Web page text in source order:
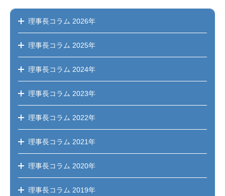
理事長コラム 2026年
理事長コラム 2025年
理事長コラム 2024年
理事長コラム 2023年
理事長コラム 2022年
理事長コラム 2021年
理事長コラム 2020年
理事長コラム 2019年